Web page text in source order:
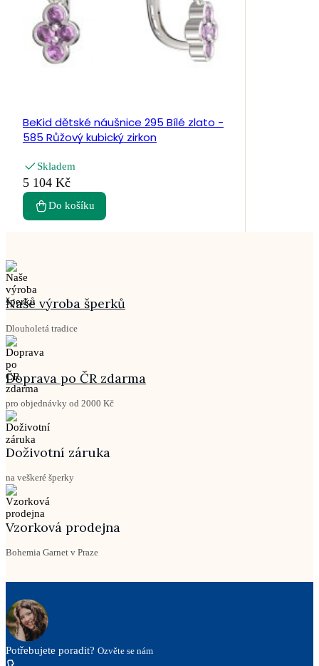
BeKid dětské náušnice 295 Bílé zlato -
585 Růžový kubický zirkon
Skladem
5 104 Kč
Do košíku
Naše výroba šperků
Dlouholetá tradice
Doprava po ČR zdarma
pro objednávky od 2000 Kč
Doživotní záruka
na veškeré šperky
Vzorková prodejna
Bohemia Garnet v Praze
Potřebujete poradit? Ozvěte se nám